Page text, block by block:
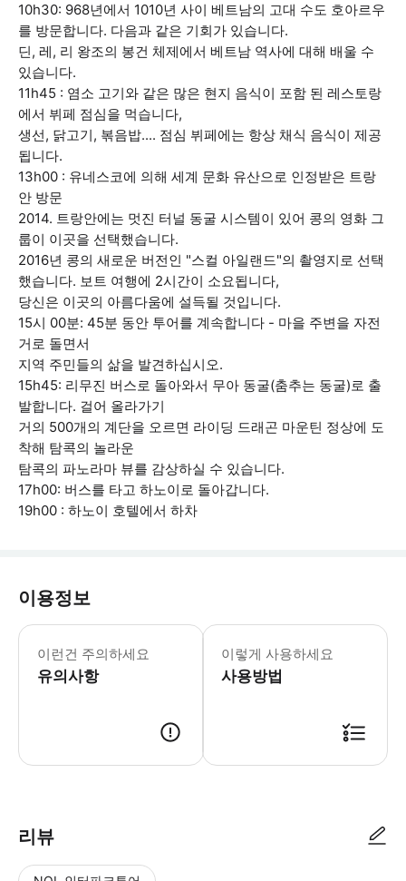
10h30: 968년에서 1010년 사이 베트남의 고대 수도 호아르우
를 방문합니다. 다음과 같은 기회가 있습니다.
딘, 레, 리 왕조의 봉건 체제에서 베트남 역사에 대해 배울 수
있습니다.
11h45 : 염소 고기와 같은 많은 현지 음식이 포함 된 레스토랑
에서 뷔페 점심을 먹습니다,
생선, 닭고기, 볶음밥.... 점심 뷔페에는 항상 채식 음식이 제공
됩니다.
13h00 : 유네스코에 의해 세계 문화 유산으로 인정받은 트랑
안 방문
2014. 트랑안에는 멋진 터널 동굴 시스템이 있어 콩의 영화 그
룹이 이곳을 선택했습니다.
2016년 콩의 새로운 버전인 "스컬 아일랜드"의 촬영지로 선택
했습니다. 보트 여행에 2시간이 소요됩니다,
당신은 이곳의 아름다움에 설득될 것입니다.
15시 00분: 45분 동안 투어를 계속합니다 - 마을 주변을 자전
거로 돌면서
지역 주민들의 삶을 발견하십시오.
15h45: 리무진 버스로 돌아와서 무아 동굴(춤추는 동굴)로 출
발합니다. 걸어 올라가기
거의 500개의 계단을 오르면 라이딩 드래곤 마운틴 정상에 도
착해 탐콕의 놀라운
탐콕의 파노라마 뷰를 감상하실 수 있습니다.
17h00: 버스를 타고 하노이로 돌아갑니다.
19h00 : 하노이 호텔에서 하차
이용정보
이런건 주의하세요
유의사항
여정은 날씨 및 운항 상황에 따라 예
이렇게 사용하세요
사용방법
리뷰